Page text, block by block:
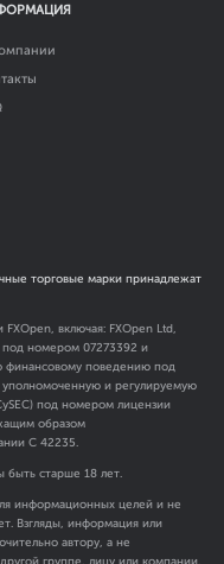
торговые марки принадлежат
включая: FXOpen Ltd,
под номером 07273392 и
финансовому поведению под
уполномоченную и регулируемую
под номером лицензии
образом
C 42235.
быть старше 18 лет.
информационных целей и не
Взгляды, информация или
автору, а не